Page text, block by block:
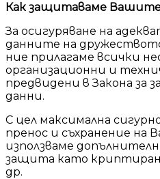
Как защитаваме
За осигуряване на
данните на
ние прилагаме всички
организационни и
предвидени в Закона за
данни.
С цел максимална
пренос и съхранение на
използваме
защита като
др.